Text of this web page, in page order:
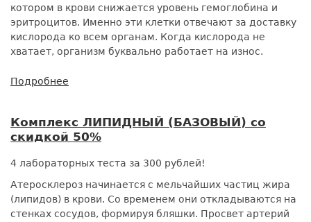
котором в крови снижается уровень гемоглобина и
эритроцитов. Именно эти клетки отвечают за доставку
кислорода ко всем органам. Когда кислорода не
хватает, организм буквально работает на износ.
Подробнее
АНЕМИИ
со
50%
Комплекс ЛИПИДНЫЙ (БАЗОВЫЙ) со
скидкой 50%
4 лабораторных теста за 300 рублей!
Атеросклероз начинается с мельчайших частиц жира
(липидов) в крови. Со временем они откладываются на
стенках сосудов, формируя бляшки. Просвет артерий